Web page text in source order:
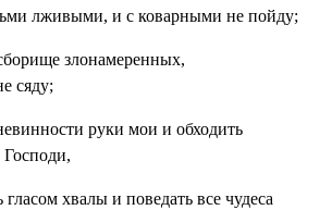
лживыми, и с коварными не пойду;
злонамеренных,
сяду;
руки мои и обходить
хвалы и поведать все чудеса